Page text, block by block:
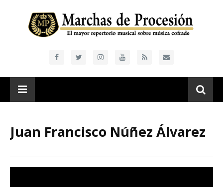
Juan Francisco Núñez Álvarez